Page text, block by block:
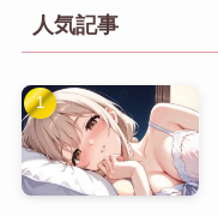
人気記事